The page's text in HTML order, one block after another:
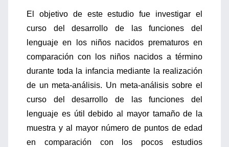
El objetivo de este estudio fue investigar el
curso del desarrollo de las funciones del
lenguaje en los niños nacidos prematuros en
comparación con los niños nacidos a término
durante toda la infancia mediante la realización
de un meta-análisis. Un meta-análisis sobre el
curso del desarrollo de las funciones del
lenguaje es útil debido al mayor tamaño de la
muestra y al mayor número de puntos de edad
en comparación con los pocos estudios